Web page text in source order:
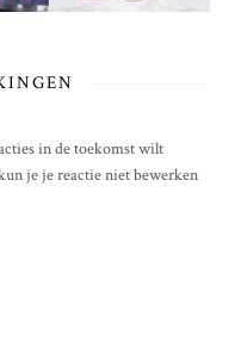
in de toekomst wilt
je je reactie niet bewerken